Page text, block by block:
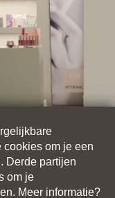
om je een
Derde partijen
om je
Meer informatie?